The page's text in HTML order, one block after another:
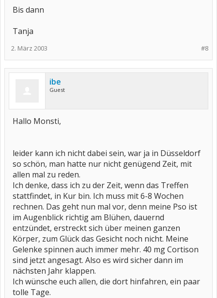
Bis dann
Tanja
#8
2. März 2003
ibe
Guest
Hallo Monsti,
leider kann ich nicht dabei sein, war ja in Düsseldorf
so schön, man hatte nur nicht genügend Zeit, mit
allen mal zu reden.
Ich denke, dass ich zu der Zeit, wenn das Treffen
stattfindet, in Kur bin. Ich muss mit 6-8 Wochen
rechnen. Das geht nun mal vor, denn meine Pso ist
im Augenblick richtig am Blühen, dauernd
entzündet, erstreckt sich über meinen ganzen
Körper, zum Glück das Gesicht noch nicht. Meine
Gelenke spinnen auch immer mehr. 40 mg Cortison
sind jetzt angesagt. Also es wird sicher dann im
nächsten Jahr klappen.
Ich wünsche euch allen, die dort hinfahren, ein paar
tolle Tage.